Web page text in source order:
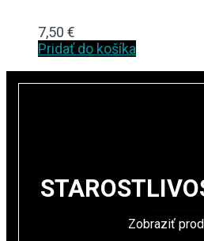
7,50 €
Pridať do košíka
Zobraziť